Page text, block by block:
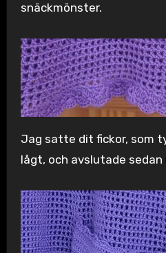
snäckmönster.
Jag satte dit fickor, som
lågt, och avslutade sedan